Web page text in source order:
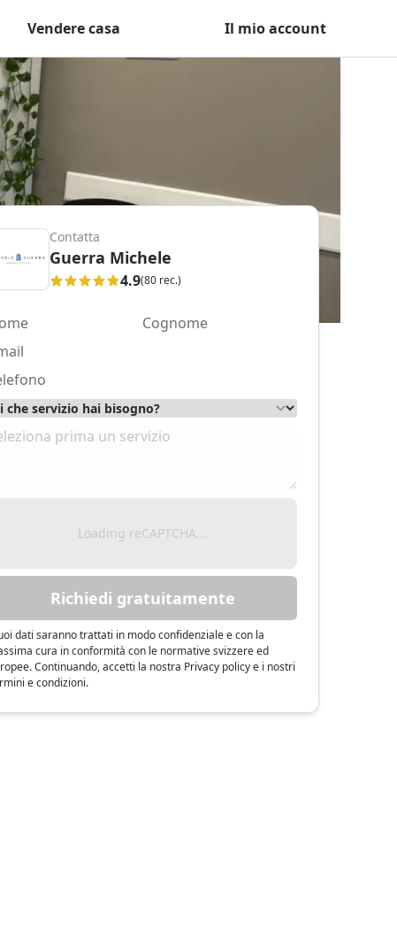
Vendere casa Il mio account
Contatta
Guerra Michele
4.9(80 rec.)
Loading reCAPTCHA...
Richiedi gratuitamente
dati saranno trattati in modo confidenziale e con la
cura in conformità con le normative svizzere ed
Continuando, accetti la nostra Privacy policy e i nostri
e condizioni.